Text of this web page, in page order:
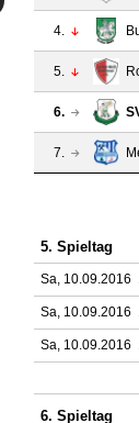
4.
5.
6.
7.
5. Spieltag
Sa, 10.09.2016
Sa, 10.09.2016
Sa, 10.09.2016
6. Spieltag